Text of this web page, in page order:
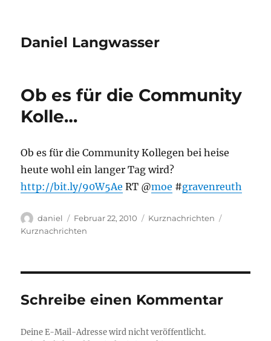
Daniel Langwasser
Ob es für die Community
Kolle…
Ob es für die Community Kollegen bei heise
heute wohl ein langer Tag wird?
http://bit.ly/90W5Ae RT @moe #gravenreuth
Autor
daniel
Veröffentlicht
am
Februar 22, 2010 Kategorien
Kurznachrichten
Kurznachrichten
Schreibe einen Kommentar
Deine E-Mail-Adresse wird nicht veröffentlicht.